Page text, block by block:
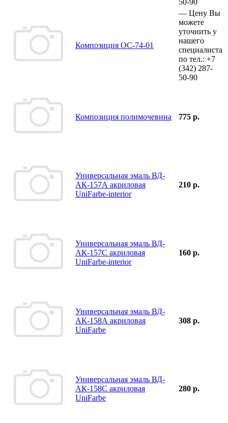
Композиция ОС-74-01
— Цену Вы
можете
уточнить у
нашего
специалиста
по тел.: +7
(342) 287-
50-90
Композиция полимочевина 775 р.
Универсальная эмаль ВД-
АК-157А акриловая
UniFarbe-interior
210 р.
Универсальная эмаль ВД-
АК-157С акриловая
UniFarbe-interior
160 р.
Универсальная эмаль ВД-
АК-158А акриловая
UniFarbe
308 р.
Универсальная эмаль ВД-
АК-158С акриловая
UniFarbe
280 р.